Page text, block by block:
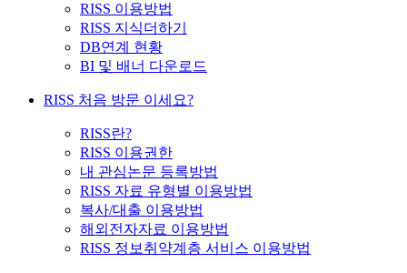
RISS 이용방법
RISS 지식더하기
DB연계 현황
BI 및 배너 다운로드
RISS 처음 방문 이세요?
RISS란?
RISS 이용권한
내 관심논문 등록방법
RISS 자료 유형별 이용방법
복사/대출 이용방법
해외전자자료 이용방법
RISS 정보취약계층 서비스 이용방법